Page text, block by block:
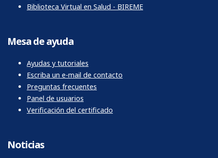
Biblioteca Virtual en Salud - BIREME
Mesa de ayuda
Ayudas y tutoriales
Escriba un e-mail de contacto
Preguntas frecuentes
Panel de usuarios
Verificación del certificado
Noticias